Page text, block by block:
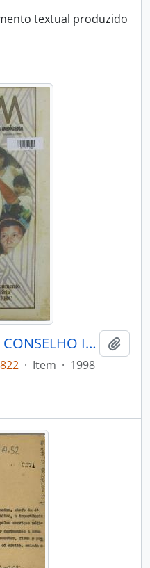
textual produzido
PORANTIM - BRASÍLIA CONSELHO INDIGENISTA MISSIONÁRIO - 1998 - Nº208
· Item · 1998